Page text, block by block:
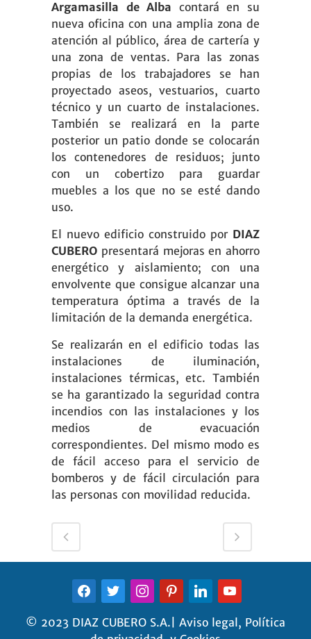
Argamasilla de Alba contará en su
nueva oficina con una amplia zona de
atención al público, área de cartería y
una zona de ventas. Para las zonas
propias de los trabajadores se han
proyectado aseos, vestuarios, cuarto
técnico y un cuarto de instalaciones.
También se realizará en la parte
posterior un patio donde se colocarán
los contenedores de residuos; junto
con un cobertizo para guardar
muebles a los que no se esté dando
uso.
El nuevo edificio construido por DIAZ
CUBERO presentará mejoras en ahorro
energético y aislamiento; con una
envolvente que consigue alcanzar una
temperatura óptima a través de la
limitación de la demanda energética.
Se realizarán en el edificio todas las
instalaciones de iluminación,
instalaciones térmicas, etc. También
se ha garantizado la seguridad contra
incendios con las instalaciones y los
medios de evacuación
correspondientes. Del mismo modo es
de fácil acceso para el servicio de
bomberos y de fácil circulación para
las personas con movilidad reducida.
FACEBOOKTWITTERINSTAGRAMPINTERESTLINKEDINYOUTUBE
© 2023 DIAZ CUBERO S.A.| Aviso legal , Política